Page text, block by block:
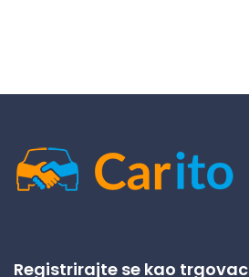
Registrirajte se kao trgovac